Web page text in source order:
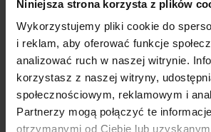
Niniejsza strona korzysta z plików
Wykorzystujemy pliki cookie do
i reklam, aby oferować funkcje
analizować ruch w naszej witrynie.
korzystasz z naszej witryny,
społecznościowym, reklamowym i
Partnerzy mogą połączyć te
otrzymanymi od Ciebie lub
Więcej
informacji
SKU
50 x 60 cm
Szerokość towaru 50 cm
Wysokość towaru 60 cm
Opis
Roleta rzymskato nowoczesna i
okna, a także funkcjonalne i praktyczne
pozwalające na dawkowanie ilości
pomieszczeniu oraz zachowanie
Wymiarowanie i instrukcja